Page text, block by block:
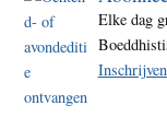
Elke dag